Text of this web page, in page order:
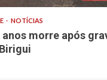
NOTÍCIAS
morre após